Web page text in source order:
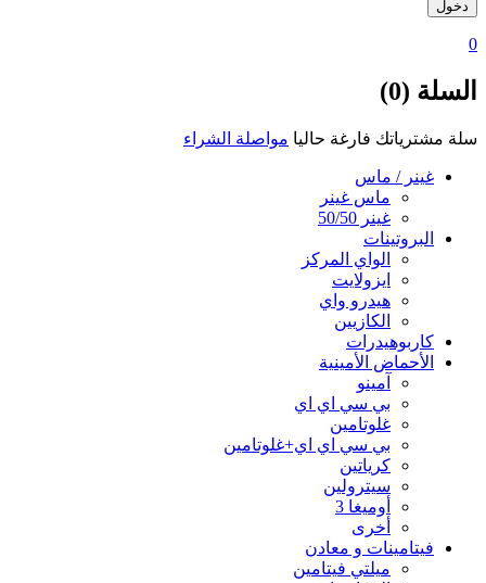
0
السلة (0)
سلة مشترياتك فارغة حاليا مواصلة الشراء
غينر / ماس
ماس غينر
غينر 50/50
البروتينات
الواي المركز
ايزولايت
هيدرو واي
الكازيين
كاربوهيدرات
الأحماض الأمينية
آمينو
بي سي اي اي
غلوتامين
بي سي اي اي+غلوتامين
كرياتين
سيترولين
أوميغا 3
أخرى
فيتامينات و معادن
ميلتي فيتامين